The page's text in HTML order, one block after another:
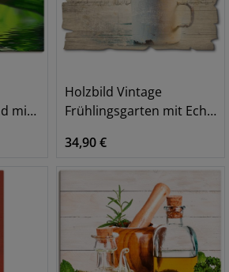
Holzbild Vintage
Frühlingsgarten mit Echter Kamille
34,90 €